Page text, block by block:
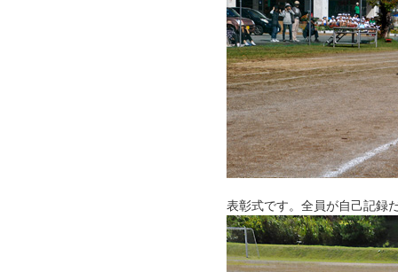
表彰式です。全員が自己記録